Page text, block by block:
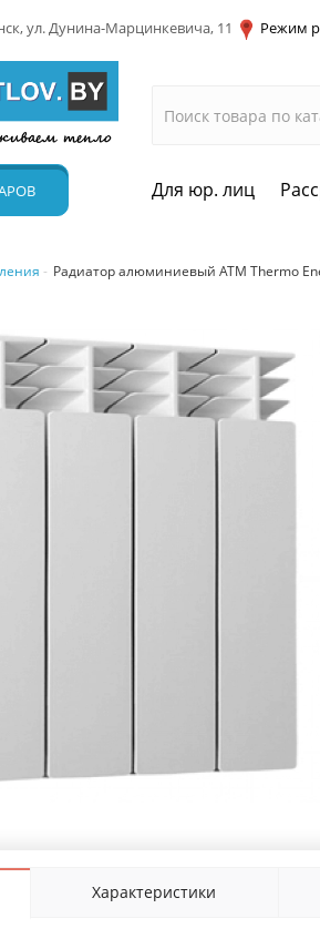
ул. Дунина-Марцинкевича, 11 Режим
Для юр. лиц
Радиатор алюминиевый ATM Thermo
Характеристики